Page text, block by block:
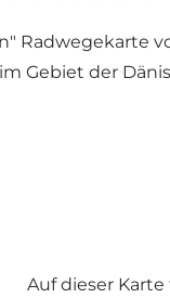
Radwegekarte
Gebiet der
Auf dieser